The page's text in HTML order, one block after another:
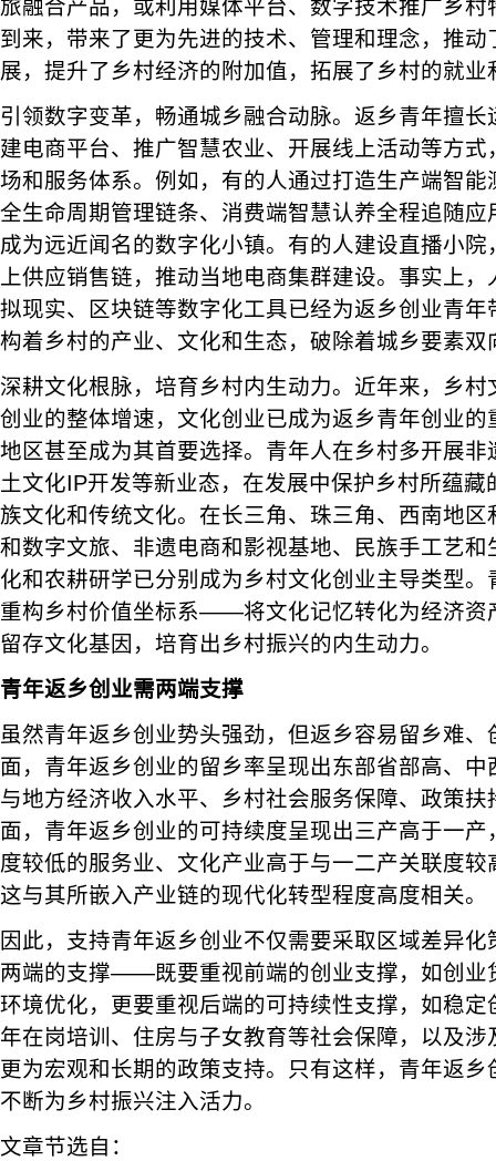
旅融合产品，或利用媒体平台、数字技术推广乡
到来，带来了更为先进的技术、管理和理念，推
展，提升了乡村经济的附加值，拓展了乡村的就业
引领数字变革，畅通城乡融合动脉。返乡青年擅
建电商平台、推广智慧农业、开展线上活动等方
场和服务体系。例如，有的人通过打造生产端智
全生命周期管理链条、消费端智慧认养全程追随
成为远近闻名的数字化小镇。有的人建设直播小
上供应销售链，推动当地电商集群建设。事实上
拟现实、区块链等数字化工具已经为返乡创业青
构着乡村的产业、文化和生态，破除着城乡要素双
深耕文化根脉，培育乡村内生动力。近年来，乡
创业的整体增速，文化创业已成为返乡青年创业
地区甚至成为其首要选择。青年人在乡村多开展
土文化IP开发等新业态，在发展中保护乡村所蕴藏
族文化和传统文化。在长三角、珠三角、西南地
和数字文旅、非遗电商和影视基地、民族手工艺
化和农耕研学已分别成为乡村文化创业主导类型
重构乡村价值坐标系——将文化记忆转化为经济资
留存文化基因，培育出乡村振兴的内生动力。
青年返乡创业需两端支撑
虽然青年返乡创业势头强劲，但返乡容易留乡难
面，青年返乡创业的留乡率呈现出东部省部高、
与地方经济收入水平、乡村社会服务保障、政策
面，青年返乡创业的可持续度呈现出三产高于一
度较低的服务业、文化产业高于与一二产关联度
这与其所嵌入产业链的现代化转型程度高度相关。
因此，支持青年返乡创业不仅需要采取区域差异
两端的支撑——既要重视前端的创业支撑，如创业
环境优化，更要重视后端的可持续性支撑，如稳
年在岗培训、住房与子女教育等社会保障，以及
更为宏观和长期的政策支持。只有这样，青年返
不断为乡村振兴注入活力。
文章节选自：